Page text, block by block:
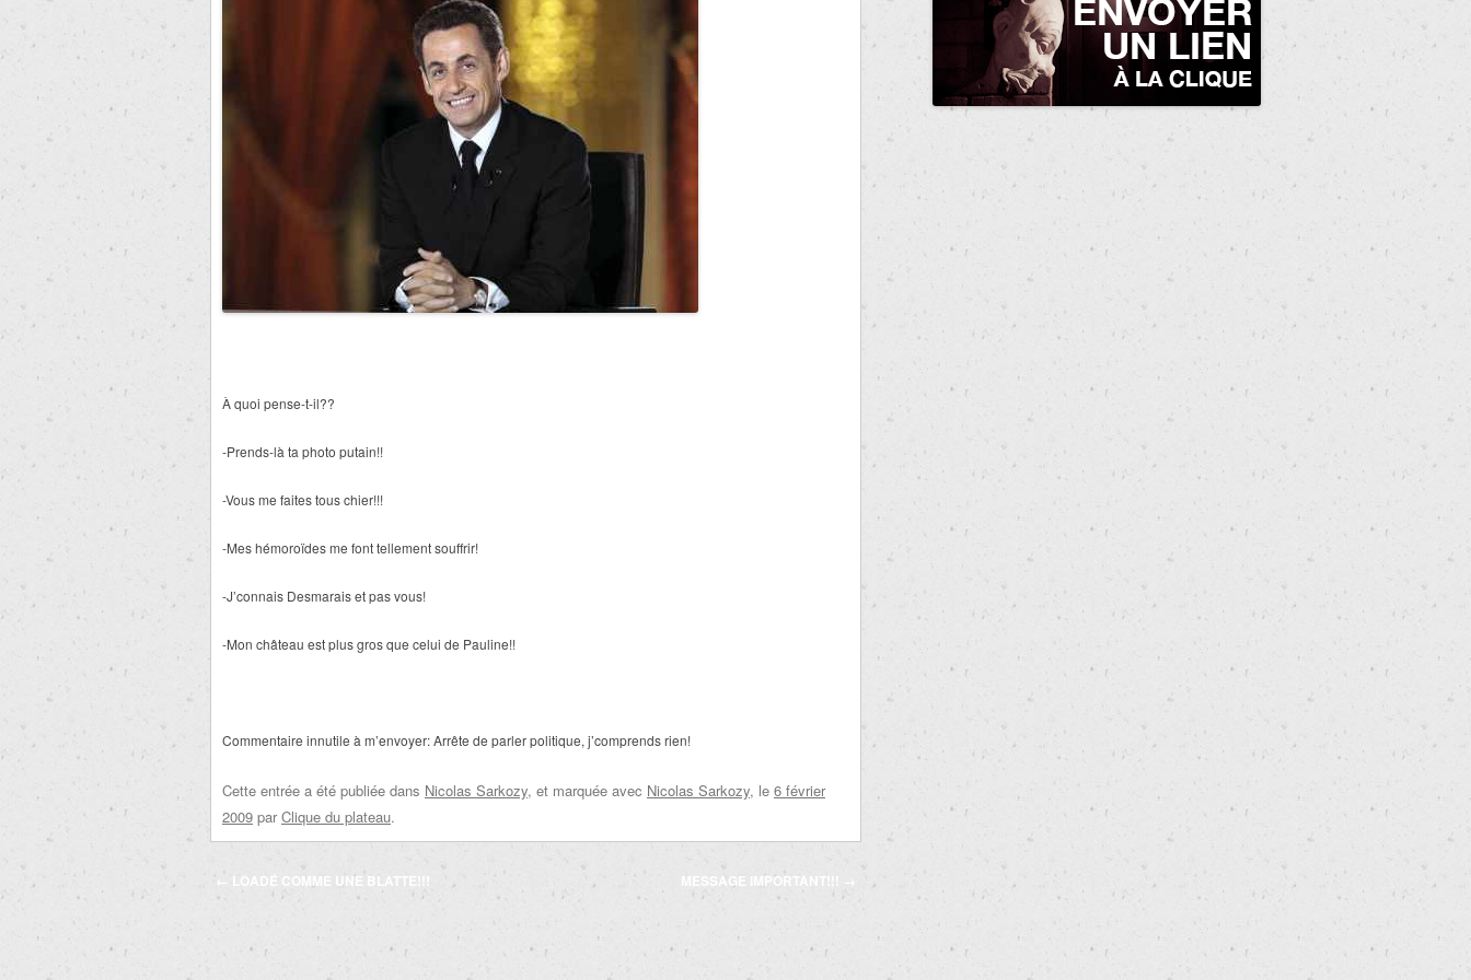
À quoi pense-t-il??
-Prends-là ta photo putain!!
-Vous me faites tous chier!!!
-Mes hémoroïdes me font tellement souffrir!
-J’connais Desmarais et pas vous!
-Mon château est plus gros que celui de Pauline!!
Commentaire innutile à m’envoyer: Arrête de parler politique, j’comprends rien!
Cette entrée a été publiée dans Nicolas Sarkozy, et marquée avec Nicolas Sarkozy, le 6 février
2009 par Clique du plateau.
Navigation
← LOADÉ COMME UNE BLATTE!!! MESSAGE IMPORTANT!!! →